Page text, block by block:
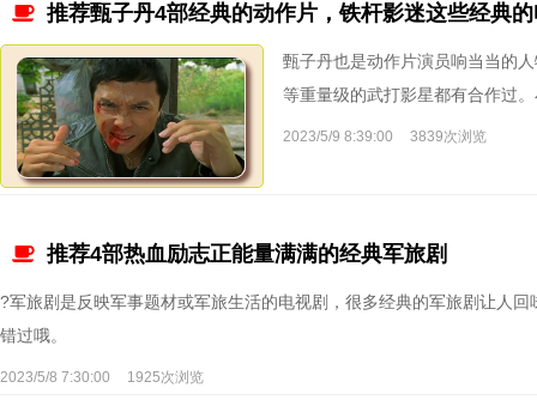
推荐甄子丹4部经典的动作片，铁杆影迷这些经典
甄子丹也是动作片演员响当当的
等重量级的武打影星都有合作过
2023/5/9 8:39:00 3839次浏览
推荐4部热血励志正能量满满的经典军旅剧
?军旅剧是反映军事题材或军旅生活的电视剧，很多经典的军旅剧让人
错过哦。
2023/5/8 7:30:00 1925次浏览